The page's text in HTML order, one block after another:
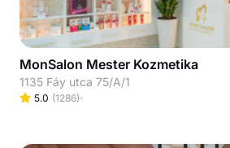
MonSalon Mester Kozmetika
1135 Fáy utca 75/A/1
5.0 (1286)